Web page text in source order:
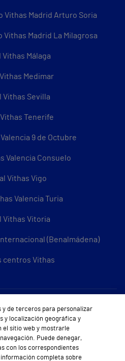
Vithas Madrid Arturo Soria
Madrid La Milagrosa
Vithas Málaga
Medimar
Vithas Sevilla
Tenerife
9 de Octubre
Valencia Consuelo
Vithas Vigo
Valencia Turia
Vithas Vitoria
(Benalmádena)
centros Vithas
Vithas
somos
en Vithas
y de terceros para personalizar
y localización geográfica y
el sitio web y mostrarle
Puede denegar,
con los correspondientes
completa sobre